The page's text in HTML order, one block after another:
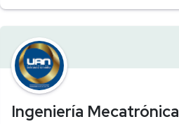
Ingeniería Mecatrónica